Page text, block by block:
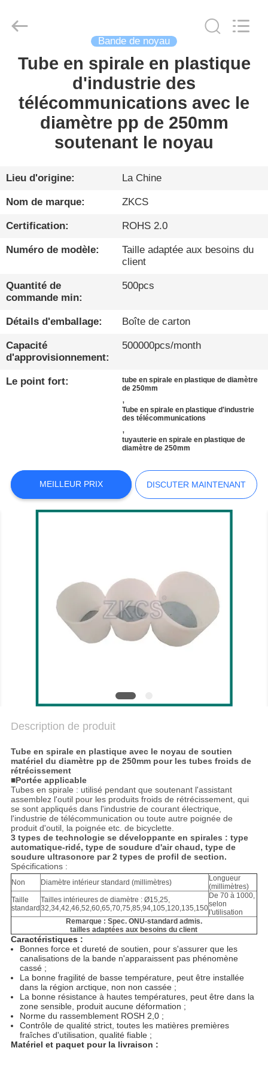
FIL
FAIBLE
TENEUR
CARBONE
PRODUITS
VIDÉO
À
PROPOS
NOUS
VISITE
DE
PAIEMENT
NOUVELLES
AFFAIRES
DU
SITE
POLITIQUE
DE
CONFIDENTIALITÉ
INDUSTRIAL
CO.,
Reserved.
Bande de noyau
Tube en spirale en plastique
d'industrie des
télécommunications avec le
diamètre pp de 250mm
soutenant le noyau
Lieu d'origine: La Chine
Nom de marque: ZKCS
Certification: ROHS 2.0
Numéro de modèle:
Taille adaptée aux besoins du
client
Quantité de
commande min:
500pcs
Détails d'emballage: Boîte de carton
Capacité
d'approvisionnement:
500000pcs/month
Le point fort:
tube en spirale en plastique de diamètre
de 250mm
,
Tube en spirale en plastique d'industrie
des télécommunications
,
tuyauterie en spirale en plastique de
diamètre de 250mm
MEILLEUR PRIX DISCUTER MAINTENANT
Description de produit
Tube en spirale en plastique avec le noyau de soutien
matériel du diamètre pp de 250mm pour les tubes froids de
rétrécissement
■Portée applicable
Tubes en spirale : utilisé pendant que soutenant l'assistant
assemblez l'outil pour les produits froids de rétrécissement, qui
se sont appliqués dans l'industrie de courant électrique,
l'industrie de télécommunication ou toute autre poignée de
produit d'outil, la poignée etc. de bicyclette.
3 types de technologie se développante en spirales : type
automatique-ridé, type de soudure d'air chaud, type de
soudure ultrasonore par 2 types de profil de section.
Spécifications :
Non Diamètre intérieur standard (millimètres)
Longueur
(millimètres)
Taille
standard
Tailles intérieures de diamètre : Ø15,25,
32,34,42,46,52,60,65,70,75,85,94,105,120,135,150
De 70 à 1000,
selon
l'utilisation
Remarque : Spec. ONU-standard admis.
tailles adaptées aux besoins du client
Caractéristiques :
Bonnes force et dureté de soutien, pour s'assurer que les
canalisations de la bande n'apparaissent pas phénomène
cassé ;
La bonne fragilité de basse température, peut être installée
dans la région arctique, non non cassée ;
La bonne résistance à hautes températures, peut être dans la
zone sensible, produit aucune déformation ;
Norme du rassemblement ROSH 2,0 ;
Contrôle de qualité strict, toutes les matières premières
fraîches d'utilisation, qualité fiable ;
Matériel et paquet pour la livraison :